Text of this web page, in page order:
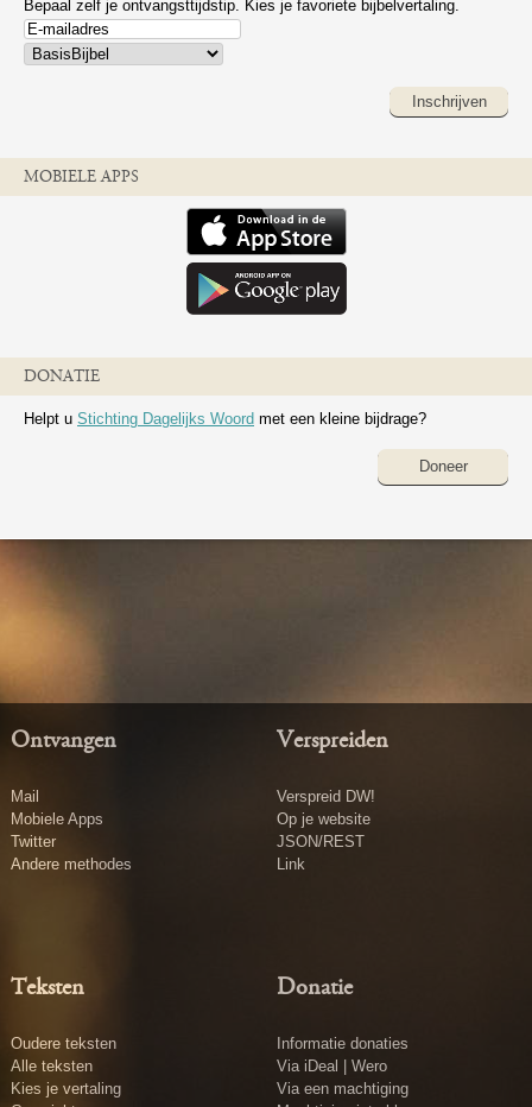
Bepaal zelf je ontvangsttijdstip. Kies je favoriete bijbelvertaling.
Inschrijven
MOBIELE APPS
DONATIE
Helpt u Stichting Dagelijks Woord met een kleine bijdrage?
Doneer
Ontvangen
Mail
Mobiele Apps
Twitter
Andere methodes
Verspreiden
Verspreid DW!
Op je website
JSON/REST
Link
Teksten
Oudere teksten
Alle teksten
Kies je vertaling
Donatie
Informatie donaties
Via iDeal | Wero
Via een machtiging